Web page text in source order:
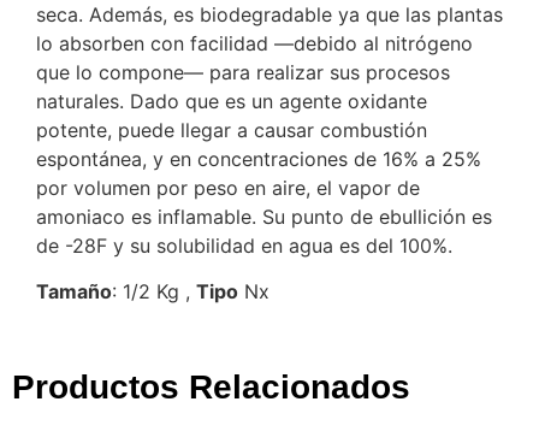
seca. Además, es biodegradable ya que las plantas
lo absorben con facilidad —debido al nitrógeno
que lo compone— para realizar sus procesos
naturales. Dado que es un agente oxidante
potente, puede llegar a causar combustión
espontánea, y en concentraciones de 16% a 25%
por volumen por peso en aire, el vapor de
amoniaco es inflamable. Su punto de ebullición es
de -28F y su solubilidad en agua es del 100%.
Tamaño: 1/2 Kg , Tipo Nx
Productos Relacionados